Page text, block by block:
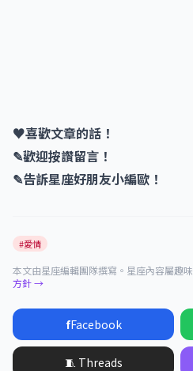
♥喜歡文章的話！
✎歡迎按讚留言！
✎告訴星座好朋友小編歐！
#愛情
本文由星座編輯團隊撰寫。星座內容屬趣
方針 →
fFacebook
🧵 Threads